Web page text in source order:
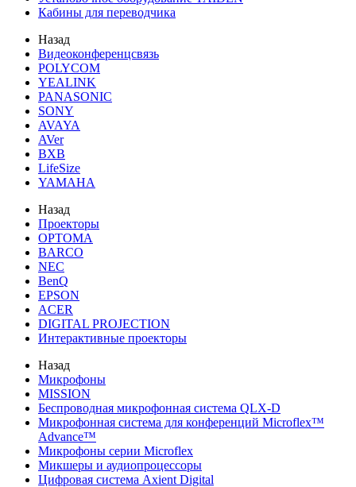
Кабины для переводчика
Назад
Видеоконференцсвязь
POLYCOM
YEALINK
PANASONIC
SONY
AVAYA
AVer
BXB
LifeSize
YAMAHA
Назад
Проекторы
OPTOMA
BARCO
NEC
BenQ
EPSON
ACER
DIGITAL PROJECTION
Интерактивные проекторы
Назад
Микрофоны
MISSION
Беспроводная микрофонная система QLX-D
Микрофонная система для конференций Microflex™
Advance™
Микрофоны серии Microflex
Микшеры и аудиопроцессоры
Цифровая система Axient Digital